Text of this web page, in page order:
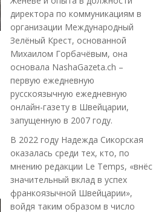
директора по коммуникациям в
организации Международный
Зелёный Крест, основанной
Михаилом Горбачёвым, она
основала NashaGazeta.ch –
первую ежедневную
русскоязычную ежедневную
онлайн-газету в Швейцарии,
запущенную в 2007 году.
В 2022 году Надежда Сикорская
оказалась среди тех, кто, по
мнению редакции Le Temps, «внёс
значительный вклад в успех
франкоязычной Швейцарии»,
войдя таким образом в число